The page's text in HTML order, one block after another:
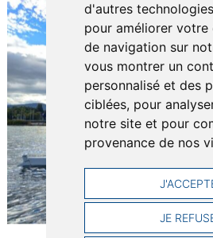
d'autres
pour améliorer votre
de navigation sur
vous montrer un
personnalisé et des
ciblées, pour
notre site et pour
provenance de nos
JE